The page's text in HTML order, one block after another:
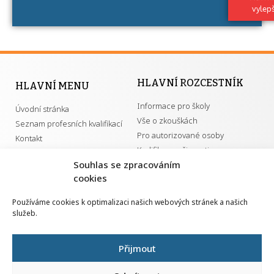
Souhlas se zpracováním
cookies
Používáme cookies k optimalizaci našich webových stránek a našich
služeb.
Přijmout
HLAVNÍ MENU
Úvodní stránka
Seznam profesních kvalifikací
Kontakt
HLAVNÍ ROZCESTNÍK
Informace pro školy
Vše o zkouškách
Pro autorizované osoby
Kvalifikace a živnosti
GDPR
Národní pedagogický institut ČR
Senovážné náměstí 25
110 00 Praha 1